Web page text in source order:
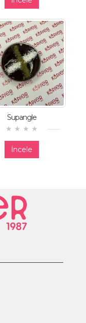
Supangle
İncele